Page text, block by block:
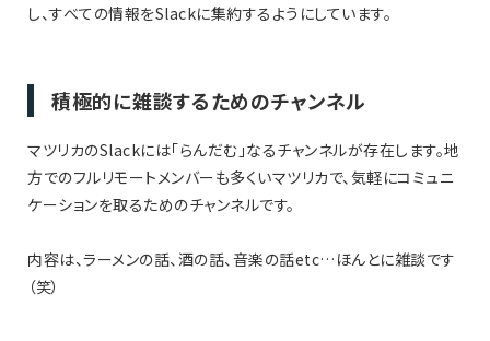
し、すべての情報をSlackに集約するようにしています。
積極的に雑談するためのチャンネル
マツリカのSlackには「らんだむ」なるチャンネルが存在します。地
方でのフルリモートメンバーも多くいマツリカで、気軽にコミュニ
ケーションを取るためのチャンネルです。
内容は、ラーメンの話、酒の話、音楽の話etc…ほんとに雑談です
（笑）